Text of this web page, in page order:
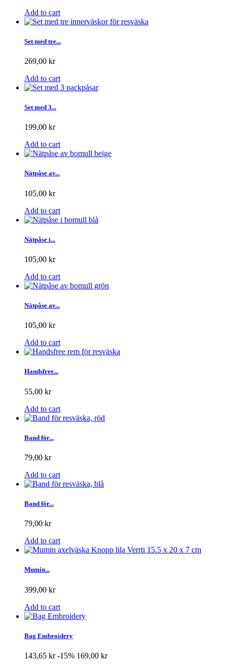
Add to cart
Set med tre...
269,00 kr
Add to cart
Set med 3...
199,00 kr
Add to cart
Nätpåse av...
105,00 kr
Add to cart
Nätpåse i...
105,00 kr
Add to cart
Nätpåse av...
105,00 kr
Add to cart
Handsfree...
55,00 kr
Add to cart
Band för...
79,00 kr
Add to cart
Band för...
79,00 kr
Add to cart
Mumin...
399,00 kr
Add to cart
Bag Embroidery
143,65 kr -15% 169,00 kr